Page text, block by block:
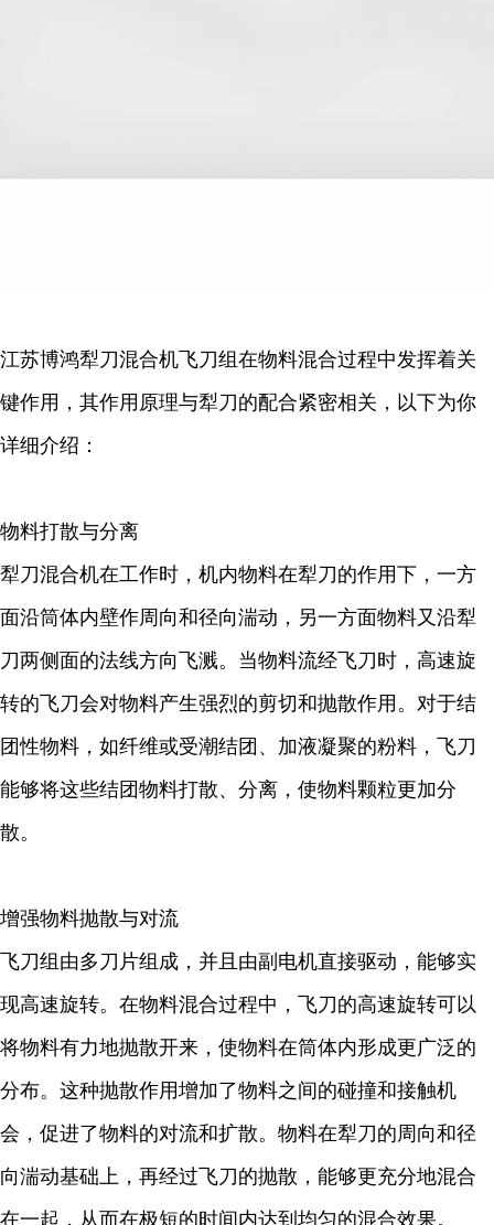
江苏博鸿犁刀混合机飞刀组在物料混合过程中发挥着关
键作用，其作用原理与犁刀的配合紧密相关，以下为你
详细介绍：
物料打散与分离
犁刀混合机在工作时，机内物料在犁刀的作用下，一方
面沿筒体内壁作周向和径向湍动，另一方面物料又沿犁
刀两侧面的法线方向飞溅。当物料流经飞刀时，高速旋
转的飞刀会对物料产生强烈的剪切和抛散作用。对于结
团性物料，如纤维或受潮结团、加液凝聚的粉料，飞刀
能够将这些结团物料打散、分离，使物料颗粒更加分
散。
增强物料抛散与对流
飞刀组由多刀片组成，并且由副电机直接驱动，能够实
现高速旋转。在物料混合过程中，飞刀的高速旋转可以
将物料有力地抛散开来，使物料在筒体内形成更广泛的
分布。这种抛散作用增加了物料之间的碰撞和接触机
会，促进了物料的对流和扩散。物料在犁刀的周向和径
向湍动基础上，再经过飞刀的抛散，能够更充分地混合
在一起，从而在极短的时间内达到均匀的混合效果。